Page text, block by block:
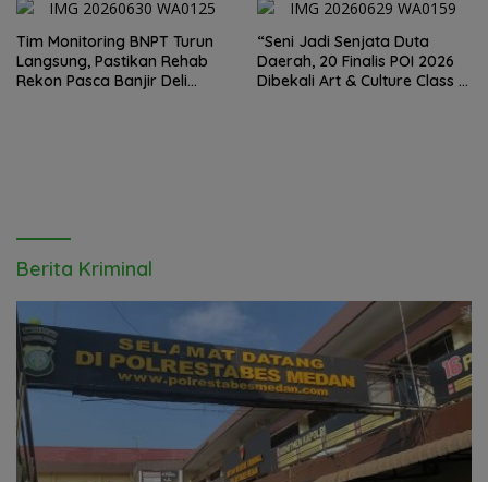
Tim Monitoring BNPT Turun
Langsung, Pastikan Rehab
Rekon Pasca Banjir Deli
“Seni Jadi Senjata Duta
Daerah, 20 Finalis POI 2026
Dibekali Art & Culture Class di
Berita Kriminal